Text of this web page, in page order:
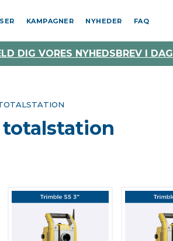
KAMPAGNER NYHEDER FAQ
DIG VORES NYHEDSBREV I DAG
totalstation